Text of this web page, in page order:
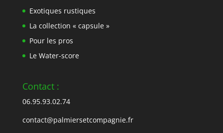
Exotiques rustiques
La collection « capsule »
Pour les pros
Le Water-score
Contact :
06.95.93.02.74
contact@palmiersetcompagnie.fr